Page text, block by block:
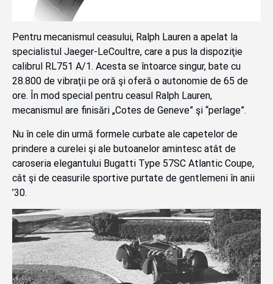
Pentru mecanismul ceasului, Ralph Lauren a apelat la
specialistul Jaeger-LeCoultre, care a pus la dispoziţie
calibrul RL751 A/1. Acesta se întoarce singur, bate cu
28.800 de vibraţii pe oră şi oferă o autonomie de 65 de
ore. În mod special pentru ceasul Ralph Lauren,
mecanismul are finisări „Cotes de Geneve” şi “perlage”.
Nu în cele din urmă formele curbate ale capetelor de
prindere a curelei şi ale butoanelor amintesc atât de
caroseria elegantului Bugatti Type 57SC Atlantic Coupe,
cât şi de ceasurile sportive purtate de gentlemeni în anii
’30.